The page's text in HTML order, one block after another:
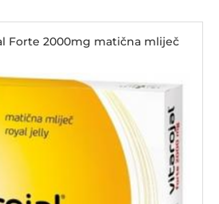
Forte 2000mg matična mliječ